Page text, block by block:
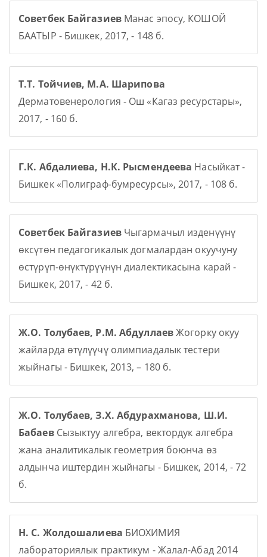
Советбек БайгазиевМанас эпосу, КОШОЙ
БААТЫР - Бишкек, 2017, - 148 б.
Т.Т. Тойчиев, М.А. Шарипова
Дерматовенерология - Ош «Кагаз ресурстары»,
2017, - 160 б.
Г.К. Абдалиева, Н.К. Рысмендеева Насыйкат -
Бишкек «Полиграф-бумресурсы», 2017, - 108 б.
Советбек БайгазиевЧыгармачыл изденүүнү
өксүтөн педагогикалык догмалардан окуучуну
өстүрүп-өнүктүрүүнүн диалектикасына карай -
Бишкек, 2017, - 42 б.
Ж.О. Толубаев, Р.М. АбдуллаевЖогорку окуу
жайларда өтүлүүчү олимпиадалык тестери
жыйнагы - Бишкек, 2013, – 180 б.
Ж.О. Толубаев, З.Х. Абдурахманова, Ш.И.
БабаевСызыктуу алгебра, вектордук алгебра
жана аналитикалык геометрия боюнча өз
алдынча иштердин жыйнагы - Бишкек, 2014, - 72
б.
Н. С. Жолдошалиева БИОХИМИЯ
лабораториялык практикум - Жалал-Абад 2014